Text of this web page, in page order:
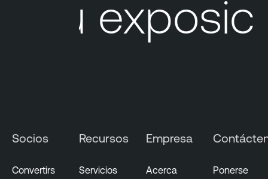
Su
Socios
Convertirs
Recursos
Servicios
Empresa
Acerca
Ponerse